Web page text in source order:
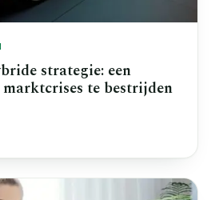
strategie: een
te bestrijden